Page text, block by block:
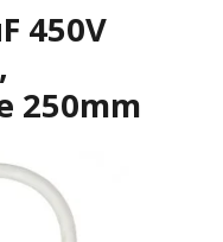
450V
250mm